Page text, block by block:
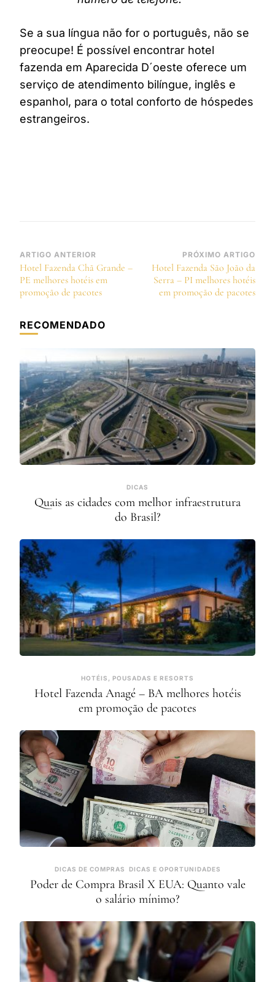
Se a sua língua não for o português, não se
preocupe! É possível encontrar hotel
fazenda em Aparecida D´oeste oferece um
serviço de atendimento bilíngue, inglês e
espanhol, para o total conforto de hóspedes
estrangeiros.
Navegação
de
post
ARTIGO ANTERIOR
Hotel Fazenda Chã Grande –
PE melhores hotéis em
promoção de pacotes
PRÓXIMO ARTIGO
Hotel Fazenda São João da
Serra – PI melhores hotéis
em promoção de pacotes
RECOMENDADO
DICAS
Quais as cidades com melhor infraestrutura
do Brasil?
HOTÉIS, POUSADAS E RESORTS
Hotel Fazenda Anagé – BA melhores hotéis
em promoção de pacotes
DICAS DE COMPRAS DICAS E OPORTUNIDADES
Poder de Compra Brasil X EUA: Quanto vale
o salário mínimo?